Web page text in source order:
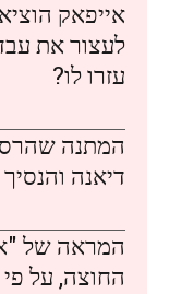
לעצור את
עזרו לו?
המתנה
דיאנה
המראה של
החוצה, על פי Reddit